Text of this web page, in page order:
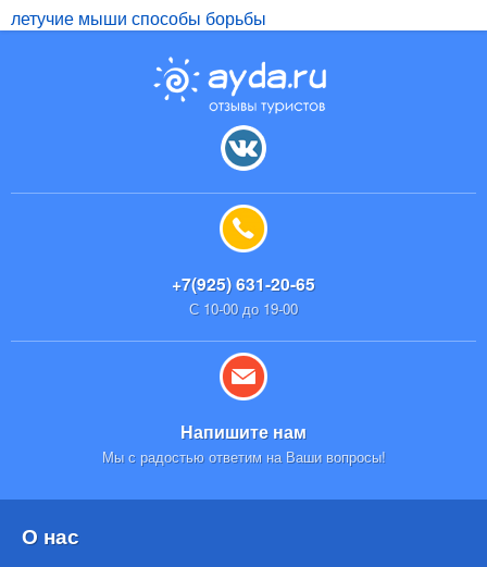
летучие мыши способы борьбы
+7(925) 631-20-65
С 10-00 до 19-00
Напишите нам
Мы с радостью ответим на Ваши вопросы!
О нас